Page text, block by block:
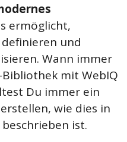
ermöglicht,
und
Wann immer
mit WebIQ
Du immer ein
wie dies in
beschrieben ist.